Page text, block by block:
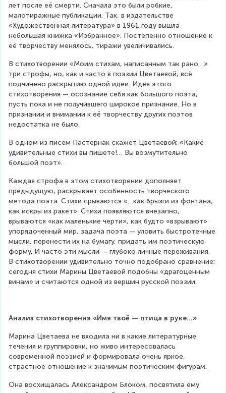
лет после её смерти. Сначала это были робкие,
малотиражные публикации. Так, в издательстве
«Художественная литература» в 1961 году вышла
небольшая книжка «Избранное». Постепенно отношение к
её творчеству менялось, тиражи увеличивались.
В стихотворении «Моим стихам, написанным так рано…»
три строфы, но, как и часто в поэзии Цветаевой, всё
подчинено раскрытию одной идеи. Идея этого
стихотворения — осознание себя как большого поэта,
пусть пока и не получившего широкое признание. Но в
признании и внимании к её творчеству других поэтов
недостатка не было.
В одном из писем Пастернак скажет Цветаевой: «Какие
удивительные стихи вы пишете!… Вы возмутительно
большой поэт».
Каждая строфа в этом стихотворении дополняет
предыдущую, раскрывает особенность творческого
метода поэта. Стихи срываются «…как брызги из фонтана,
как искры из ракет». Стихи появляются внезапно,
врываются «как маленькие черти», как будто «взрывают»
упорядоченный мир, задача поэта — уловить быстротечные
мысли, перенести их на бумагу, придать им поэтическую
форму. И часто эти мысли — глубоко личные переживания.
В стихотворении удивительно точно подобрано сравнение:
сегодня стихи Марины Цветаевой подобны «драгоценным
винам» и считаются одной из вершин русской поэзии.
Анализ стихотворения «Имя твоё — птица в руке…»
Марина Цветаева не входила ни в какие литературные
течения и группировки, но живо интересовалась
современной поэзией и формировала очень яркое,
страстное отношение к значимым поэтическим фигурам.
Она восхищалась Александром Блоком, посвятила ему